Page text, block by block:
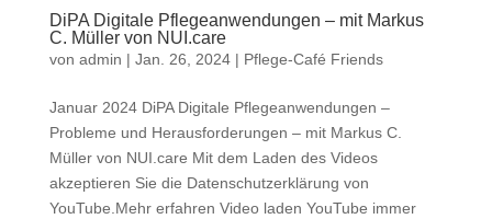
DiPA Digitale Pflegeanwendungen – mit Markus
C. Müller von NUI.care
von admin | Jan. 26, 2024| Pflege-Café Friends
Januar 2024 DiPA Digitale Pflegeanwendungen –
Probleme und Herausforderungen – mit Markus C.
Müller von NUI.care Mit dem Laden des Videos
akzeptieren Sie die Datenschutzerklärung von
YouTube.Mehr erfahren Video laden YouTube immer